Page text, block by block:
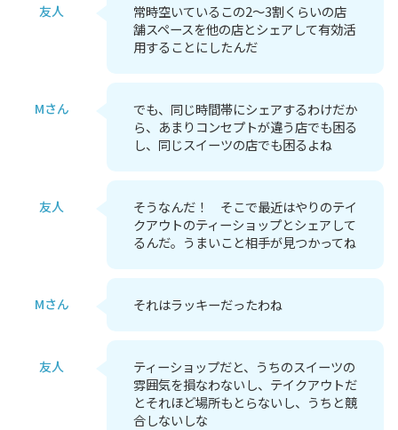
友人
常時空いているこの2～3割くらいの店
舗スペースを他の店とシェアして有効活
用することにしたんだ
Mさん
でも、同じ時間帯にシェアするわけだか
ら、あまりコンセプトが違う店でも困る
し、同じスイーツの店でも困るよね
友人
そうなんだ！ そこで最近はやりのテイ
クアウトのティーショップとシェアして
るんだ。うまいこと相手が見つかってね
Mさん それはラッキーだったわね
友人
ティーショップだと、うちのスイーツの
雰囲気を損なわないし、テイクアウトだ
とそれほど場所もとらないし、うちと競
合しないしな